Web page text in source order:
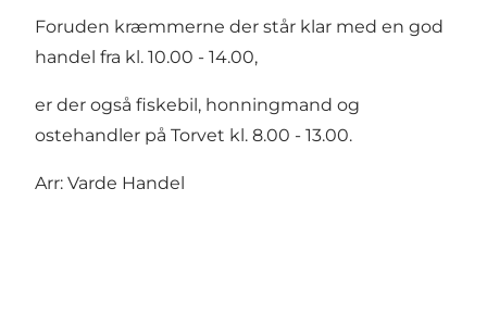
Foruden kræmmerne der står klar med en god
handel fra kl. 10.00 - 14.00,
er der også fiskebil, honningmand og
ostehandler på Torvet kl. 8.00 - 13.00.
Arr: Varde Handel